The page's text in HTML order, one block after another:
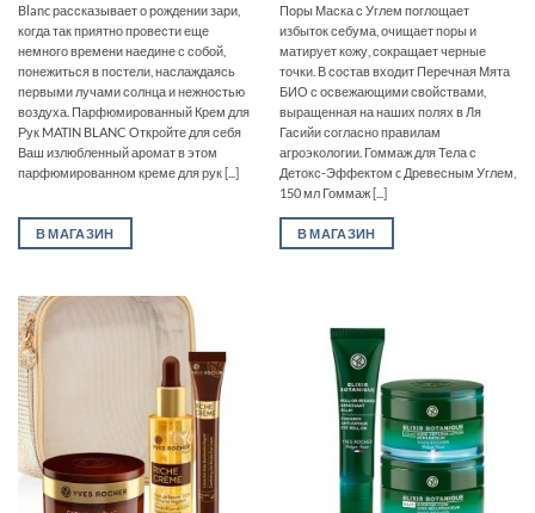
Blanc рассказывает о рождении зари,
когда так приятно провести еще
немного времени наедине с собой,
понежиться в постели, наслаждаясь
первыми лучами солнца и нежностью
воздуха. Парфюмированный Крем для
Рук MATIN BLANC Откройте для себя
Ваш излюбленный аромат в этом
парфюмированном креме для рук [...]
В МАГАЗИН
Поры Маска с Углем поглощает
избыток себума, очищает поры и
матирует кожу, сокращает черные
точки. В состав входит Перечная Мята
БИО с освежающими свойствами,
выращенная на наших полях в Ля
Гасийи согласно правилам
агроэкологии. Гоммаж для Тела с
Детокс-Эффектом c Древесным Углем,
150 мл Гоммаж [...]
В МАГАЗИН